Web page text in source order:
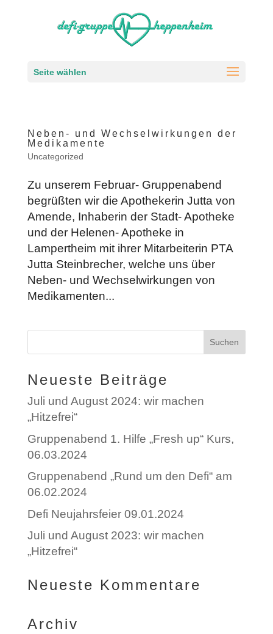
Seite wählen
Neben- und Wechselwirkungen der
Medikamente
Uncategorized
Zu unserem Februar- Gruppenabend
begrüßten wir die Apothekerin Jutta von
Amende, Inhaberin der Stadt- Apotheke
und der Helenen- Apotheke in
Lampertheim mit ihrer Mitarbeiterin PTA
Jutta Steinbrecher, welche uns über
Neben- und Wechselwirkungen von
Medikamenten...
Neueste Beiträge
Juli und August 2024: wir machen
„Hitzefrei“
Gruppenabend 1. Hilfe „Fresh up“ Kurs,
06.03.2024
Gruppenabend „Rund um den Defi“ am
06.02.2024
Defi Neujahrsfeier 09.01.2024
Juli und August 2023: wir machen
„Hitzefrei“
Neueste Kommentare
Archiv